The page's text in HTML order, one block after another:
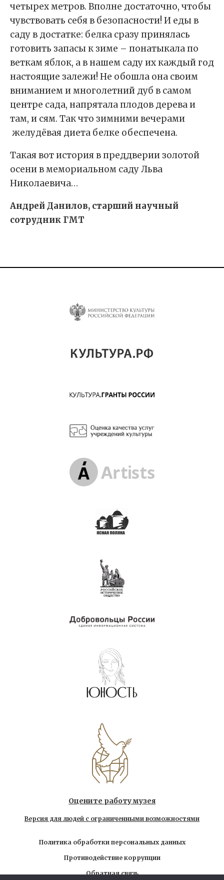
четырех метров. Вполне достаточно, чтобы
чувствовать себя в безопасности! И еды в
саду в достатке: белка сразу принялась
готовить запасы к зиме – понатыкала по
веткам яблок, а в нашем саду их каждый год
настоящие залежи! Не обошла она своим
вниманием и многолетний дуб в самом
центре сада, напрятала плодов дерева и
там, и сям. Так что зимними вечерами
желудёвая диета белке обеспечена.
Такая вот история в преддверии золотой
осени в мемориальном саду Льва
Николаевича…
Андрей Данилов, старший научный
сотрудник ГМТ
Оцените работу музея
Версия для людей с ограниченными возможностями
Политика обработки персональных данных
Противодействие коррупции
Обратная связь